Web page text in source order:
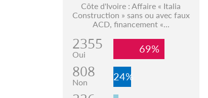
Côte d'Ivoire : Affaire « Italia
Construction » sans ou avec faux
ACD, financement «...
2355
Oui 69%
808
Non 24%